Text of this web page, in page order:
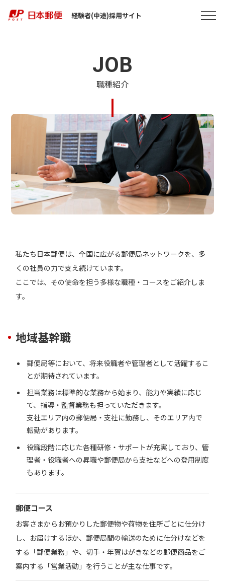
経験者(中途)採用サイト
JOB
職種紹介
私たち日本郵便は、全国に広がる郵便局ネットワークを、多
くの社員の力で支え続けています。
ここでは、その使命を担う多様な職種・コースをご紹介しま
す。
地域基幹職
郵便局等において、将来役職者や管理者として活躍するこ
とが期待されています。
担当業務は標準的な業務から始まり、能力や実績に応じ
て、指導・監督業務も担っていただきます。
支社エリア内の郵便局・支社に勤務し、そのエリア内で
転勤があります。
役職段階に応じた各種研修・サポートが充実しており、管
理者・役職者への昇職や郵便局から支社などへの登用制度
もあります。
郵便コース
お客さまからお預かりした郵便物や荷物を住所ごとに仕分け
し、お届けするほか、郵便局間の輸送のために仕分けなどを
する「郵便業務」や、切手・年賀はがきなどの郵便商品をご
案内する「営業活動」を行うことが主な仕事です。